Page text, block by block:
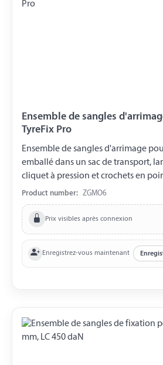
Ensemble de sangles
TyreFix Pro
Ensemble de sangles d'arrimage
emballé dans un sac de transport, largeur de 50 mm avec
cliquet à pression et crochets en pointe
maximale de 250 kg adapté pour la
- Veuillez consulter le mode
Product number: ZGMO6
Prix visibles après connexion
Enregistrez-vous maintenant